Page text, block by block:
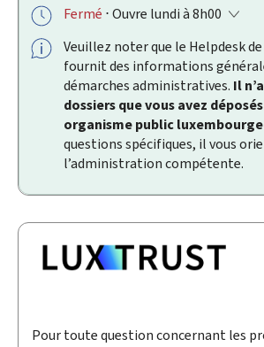
:Fermé ⋅ Ouvre lundi à 8h00
Veuillez noter que le Helpdesk
fournit des informations
démarches administratives. Il
dossiers que vous avez
organisme public
questions spécifiques, il vous
l’administration compétente.
Pour toute question concernant les